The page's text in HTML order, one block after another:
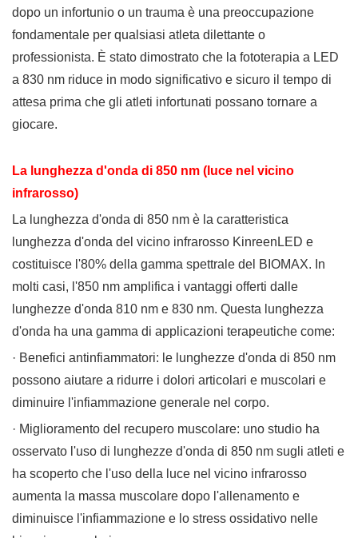
dopo un infortunio o un trauma è una preoccupazione
fondamentale per qualsiasi atleta dilettante o
professionista. È stato dimostrato che la fototerapia a LED
a 830 nm riduce in modo significativo e sicuro il tempo di
attesa prima che gli atleti infortunati possano tornare a
giocare.
La lunghezza d'onda di 850 nm (luce nel vicino
infrarosso)
La lunghezza d'onda di 850 nm è la caratteristica
lunghezza d'onda del vicino infrarosso KinreenLED e
costituisce l'80% della gamma spettrale del BIOMAX. In
molti casi, l'850 nm amplifica i vantaggi offerti dalle
lunghezze d'onda 810 nm e 830 nm. Questa lunghezza
d'onda ha una gamma di applicazioni terapeutiche come:
· Benefici antinfiammatori: le lunghezze d'onda di 850 nm
possono aiutare a ridurre i dolori articolari e muscolari e
diminuire l'infiammazione generale nel corpo.
· Miglioramento del recupero muscolare: uno studio ha
osservato l'uso di lunghezze d'onda di 850 nm sugli atleti e
ha scoperto che l'uso della luce nel vicino infrarosso
aumenta la massa muscolare dopo l'allenamento e
diminuisce l'infiammazione e lo stress ossidativo nelle